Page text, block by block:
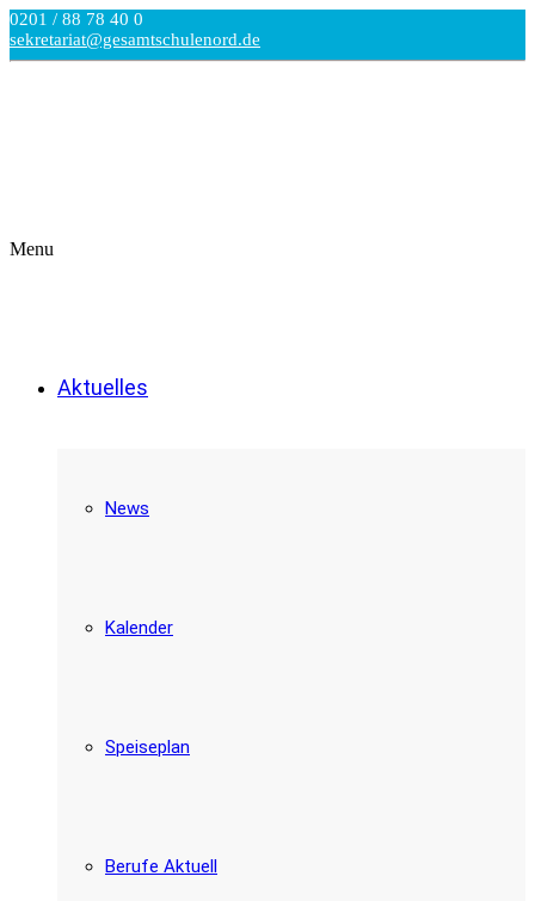
0201 / 88 78 40 0
sekretariat@gesamtschulenord.de
Menu
Aktuelles
News
Kalender
Speiseplan
Berufe Aktuell